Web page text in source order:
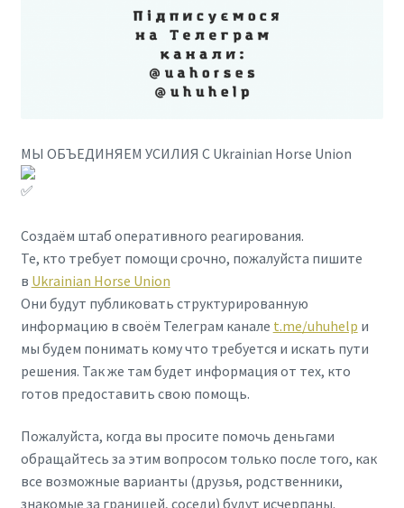
МЫ ОБЪЕДИНЯЕМ УСИЛИЯ С Ukrainian Horse Union
Создаём штаб оперативного реагирования.
Те, кто требует помощи срочно, пожалуйста пишите
в Ukrainian Horse Union
Они будут публиковать структурированную
информацию в своём Телеграм канале t.me/uhuhelp и
мы будем понимать кому что требуется и искать пути
решения. Так же там будет информация от тех, кто
готов предоставить свою помощь.
Пожалуйста, когда вы просите помочь деньгами
обращайтесь за этим вопросом только после того, как
все возможные варианты (друзья, родственники,
знакомые за границей, соседи) будут исчерпаны.